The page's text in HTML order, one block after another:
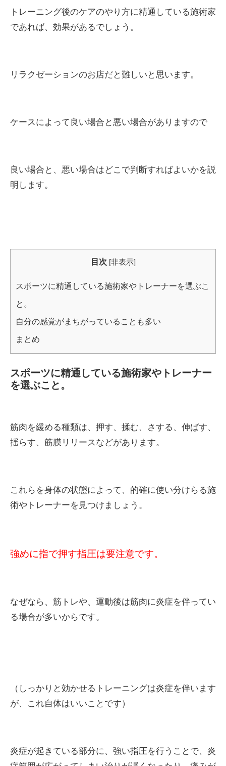
トレーニング後のケアのやり方に精通している施術家
であれば、効果があるでしょう。
リラクゼーションのお店だと難しいと思います。
ケースによって良い場合と悪い場合がありますので
良い場合と、悪い場合はどこで判断すればよいかを説
明します。
目次 [非表示]
スポーツに精通している施術家やトレーナーを選ぶこ
と。
自分の感覚がまちがっていることも多い
まとめ
スポーツに精通している施術家やトレーナー
を選ぶこと。
筋肉を緩める種類は、押す、揉む、さする、伸ばす、
揺らす、筋膜リリースなどがあります。
これらを身体の状態によって、的確に使い分けらる施
術やトレーナーを見つけましょう。
強めに指で押す指圧は要注意です。
なぜなら、 筋トレや、運動後は筋肉に炎症を伴ってい
る場合が多いからです。
（しっかりと効かせるトレーニングは炎症を伴います
が、これ自体はいいことです）
炎症が起きている部分に、強い指圧を行うことで、炎